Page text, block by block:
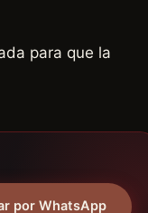
para que la
por WhatsApp